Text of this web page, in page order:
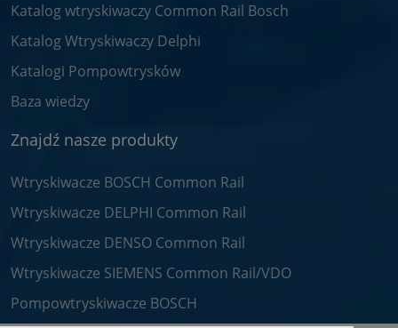
Katalog wtryskiwaczy Common Rail Bosch
Katalog Wtryskiwaczy Delphi
Katalogi Pompowtrysków
Baza wiedzy
Znajdź nasze produkty
Wtryskiwacze BOSCH Common Rail
Wtryskiwacze DELPHI Common Rail
Wtryskiwacze DENSO Common Rail
Wtryskiwacze SIEMENS Common Rail/VDO
Pompowtryskiwacze BOSCH